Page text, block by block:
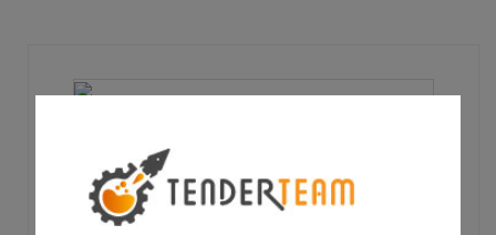
Download nu gratis onze whitepaper!